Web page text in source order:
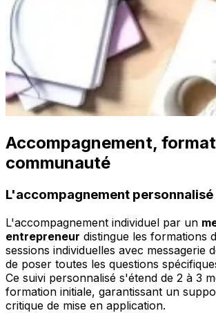
Accompagnement,
communauté
L'accompagnement personnalisé
L'accompagnement individuel par un
entrepreneur distingue les formations
sessions individuelles avec messagerie
de poser toutes les questions
Ce suivi personnalisé s'étend de 2 à 3
formation initiale, garantissant un
critique de mise en application.